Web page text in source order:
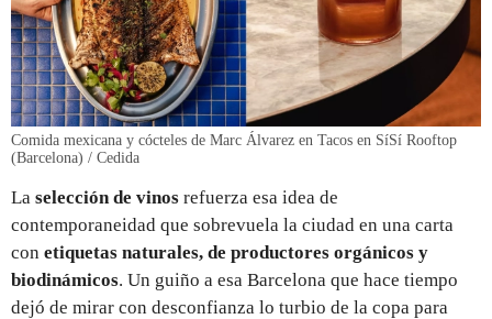
Comida mexicana y cócteles de Marc Álvarez en Tacos en SíSí Rooftop
(Barcelona) / Cedida
La selección de vinos refuerza esa idea de
contemporaneidad que sobrevuela la ciudad en una carta
con etiquetas naturales, de productores orgánicos y
biodinámicos. Un guiño a esa Barcelona que hace tiempo
dejó de mirar con desconfianza lo turbio de la copa para